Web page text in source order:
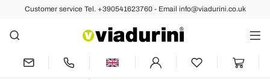
Customer service Tel. +390541623760 - Email info@viadurini.co.uk